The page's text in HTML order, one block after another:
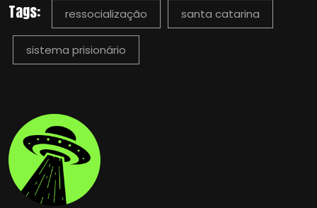
Tags: ressocialização santa catarina
sistema prisionário